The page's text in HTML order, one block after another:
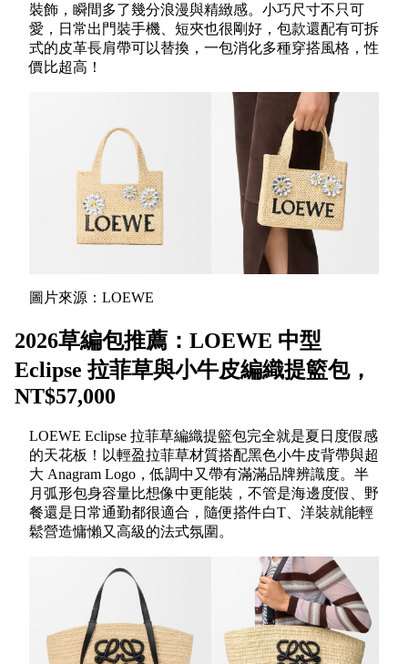
裝飾，瞬間多了幾分浪漫與精緻感。小巧尺寸不只可
愛，日常出門裝手機、短夾也很剛好，包款還配有可拆
式的皮革長肩帶可以替換，一包消化多種穿搭風格，性
價比超高！
圖片來源：LOEWE
2026草編包推薦：LOEWE 中型
Eclipse 拉菲草與小牛皮編織提籃包，
NT$57,000
LOEWE Eclipse 拉菲草編織提籃包完全就是夏日度假感
的天花板！以輕盈拉菲草材質搭配黑色小牛皮背帶與超
大 Anagram Logo，低調中又帶有滿滿品牌辨識度。半
月弧形包身容量比想像中更能裝，不管是海邊度假、野
餐還是日常通勤都很適合，隨便搭件白T、洋裝就能輕
鬆營造慵懶又高級的法式氛圍。